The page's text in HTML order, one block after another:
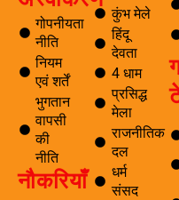
गोपनीयता
नीति
नियम
एवं शर्तें
भुगतान
वापसी
की
नीति
नौकरियाँ
कुंभ मेले
हिंदू
देवता
4 धाम
प्रसिद्ध
मेला
राजनीतिक
दल
धर्म
संसद